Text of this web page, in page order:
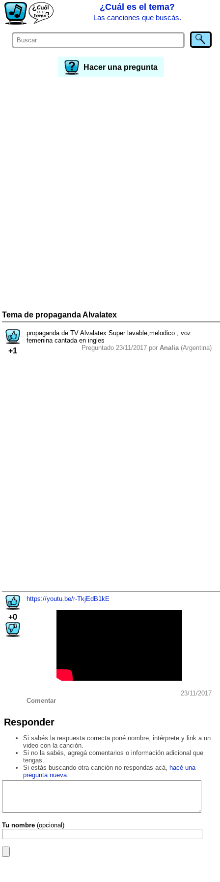
¿Cuál es el tema?
Las canciones que buscás.
Hacer una pregunta
Tema de propaganda Alvalatex
+1
propaganda de TV Alvalatex Super lavable,melodico , voz
femenina cantada en ingles
Preguntado 23/11/2017 por Analia (Argentina)
+0
https://youtu.be/r-TkjEdB1kE
23/11/2017
Comentar
Responder
Si sabés la respuesta correcta poné nombre, intérprete y link a un
video con la canción.
Si no la sabés, agregá comentarios o información adicional que
tengas.
Si estás buscando otra canción no respondas acá, hacé una
pregunta nueva.
Tu nombre (opcional)